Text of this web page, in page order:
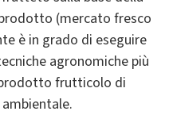
(mercato fresco
è in grado di eseguire
agronomiche più
frutticolo di